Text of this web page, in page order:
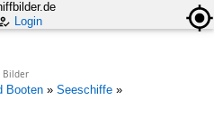
Login
Bilder
Booten » Seeschiffe »